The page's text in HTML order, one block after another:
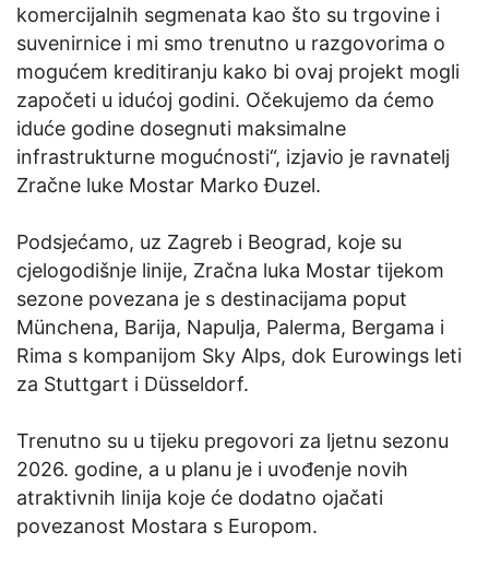
komercijalnih segmenata kao što su trgovine i
suvenirnice i mi smo trenutno u razgovorima o
mogućem kreditiranju kako bi ovaj projekt mogli
započeti u idućoj godini. Očekujemo da ćemo
iduće godine dosegnuti maksimalne
infrastrukturne mogućnosti“, izjavio je ravnatelj
Zračne luke Mostar Marko Đuzel.
Podsjećamo, uz Zagreb i Beograd, koje su
cjelogodišnje linije, Zračna luka Mostar tijekom
sezone povezana je s destinacijama poput
Münchena, Barija, Napulja, Palerma, Bergama i
Rima s kompanijom Sky Alps, dok Eurowings leti
za Stuttgart i Düsseldorf.
Trenutno su u tijeku pregovori za ljetnu sezonu
2026. godine, a u planu je i uvođenje novih
atraktivnih linija koje će dodatno ojačati
povezanost Mostara s Europom.